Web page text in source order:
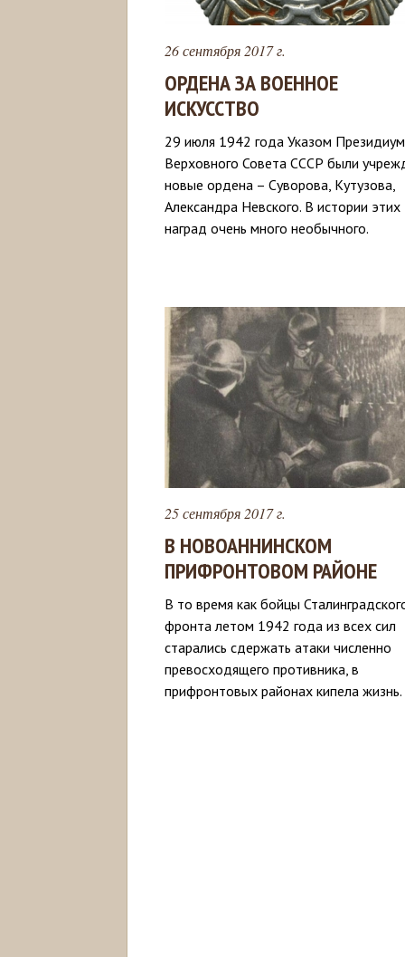
26 сентября 2017 г.
ОРДЕНА ЗА ВОЕННОЕ
ИСКУССТВО
29 июля 1942 года Указом
Верховного Совета СССР были
новые ордена – Суворова, Кутузова,
Александра Невского. В истории этих
наград очень много необычного.
25 сентября 2017 г.
В НОВОАННИНСКОМ
ПРИФРОНТОВОМ РАЙОНЕ
В то время как бойцы
фронта летом 1942 года из всех сил
старались сдержать атаки численно
превосходящего противника, в
прифронтовых районах кипела жизнь.